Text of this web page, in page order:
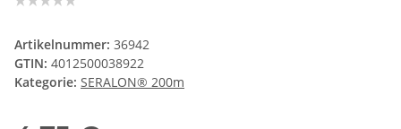
Artikelnummer: 36942
GTIN: 4012500038922
Kategorie: SERALON® 200m